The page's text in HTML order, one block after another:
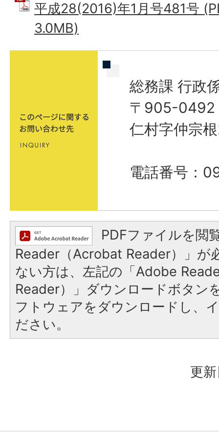
平成28(2016)年1月号481号
3.0MB)
総務課 行政
〒905-0492
仁村字仲宗
電話番号：
PDFファイルを閲
Reader（Acrobat Reader）」が
ない方は、左記の「Adobe
Reader）」ダウンロードボタン
フトウェアをダウンロードし、
ださい。
更